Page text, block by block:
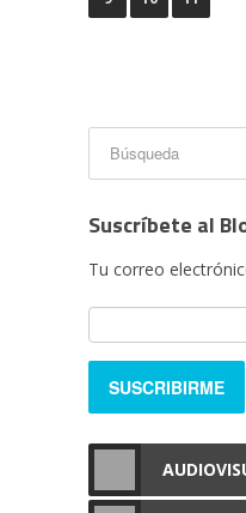
Suscríbete al
Tu correo